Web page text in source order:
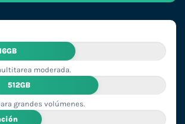
moderada.
512GB
grandes volúmenes.